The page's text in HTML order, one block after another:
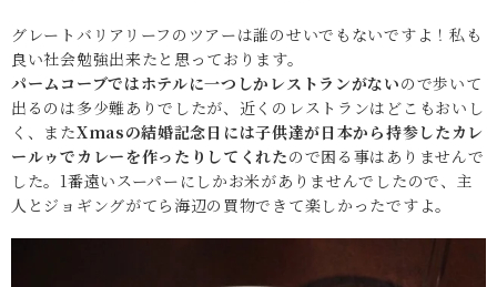
グレートバリアリーフのツアーは誰のせいでもないですよ！私も
良い社会勉強出来たと思っております。
パームコーブではホテルに一つしかレストランがないので歩いて
出るのは多少難ありでしたが、近くのレストランはどこもおいし
く、またXmasの結婚記念日には子供達が日本から持参したカレ
ールゥでカレーを作ったりしてくれたので困る事はありませんで
した。1番遠いスーパーにしかお米がありませんでしたので、主
人とジョギングがてら海辺の買物できて楽しかったですよ。